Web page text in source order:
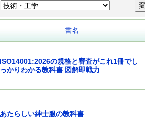
書名
ISO14001:2026の規格と審査がこれ1冊でし
っかりわかる教科書 図解即戦力
あたらしい紳士服の教科書